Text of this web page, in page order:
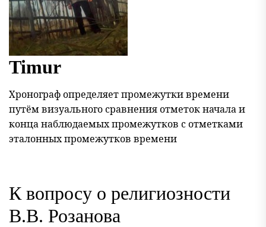
Timur
Хронограф определяет промежутки времени
путём визуального сравнения отметок начала и
конца наблюдаемых промежутков с отметками
эталонных промежутков времени
К вопросу о религиозности
В.В. Розанова